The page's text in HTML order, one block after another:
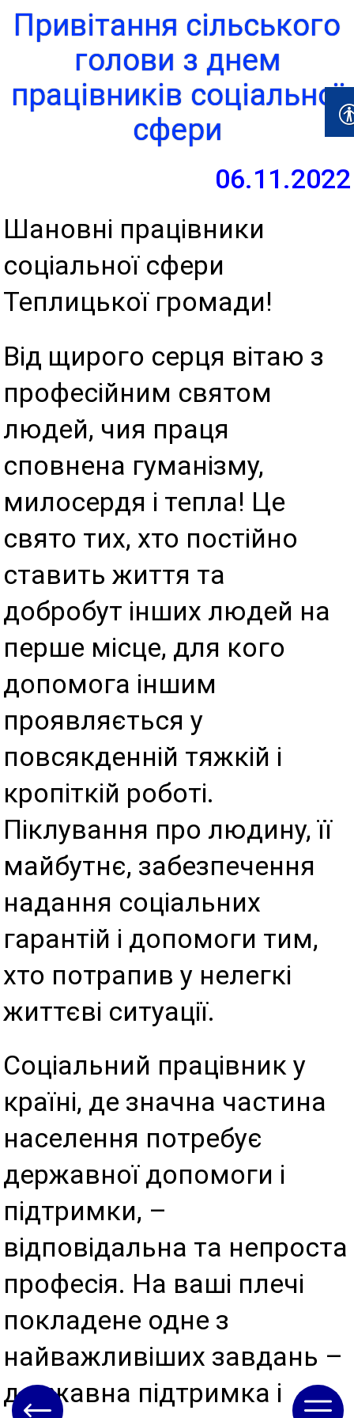
Привітання сільського
голови з днем
працівників соціальної
сфери
06.11.2022
Шановні працівники
соціальної сфери
Теплицької громади!
Від щирого серця вітаю з
професійним святом
людей, чия праця
сповнена гуманізму,
милосердя і тепла! Це
свято тих, хто постійно
ставить життя та
добробут інших людей на
перше місце, для кого
допомога іншим
проявляється у
повсякденній тяжкій і
кропіткій роботі.
Піклування про людину, її
майбутнє, забезпечення
надання соціальних
гарантій і допомоги тим,
хто потрапив у нелегкі
життєві ситуації.
Соціальний працівник у
країні, де значна частина
населення потребує
державної допомоги і
підтримки, –
відповідальна та непроста
професія. На ваші плечі
покладене одне з
найважливіших завдань –
державна підтримка і